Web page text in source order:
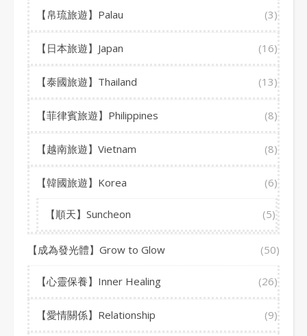
【帛琉旅遊】Palau (3)
【日本旅遊】Japan (16)
【泰國旅遊】Thailand (13)
【菲律賓旅遊】Philippines (8)
【越南旅遊】Vietnam (8)
【韓國旅遊】Korea (6)
【順天】Suncheon (5)
【成為發光體】Grow to Glow (50)
【心靈保養】Inner Healing (26)
【愛情關係】Relationship (9)